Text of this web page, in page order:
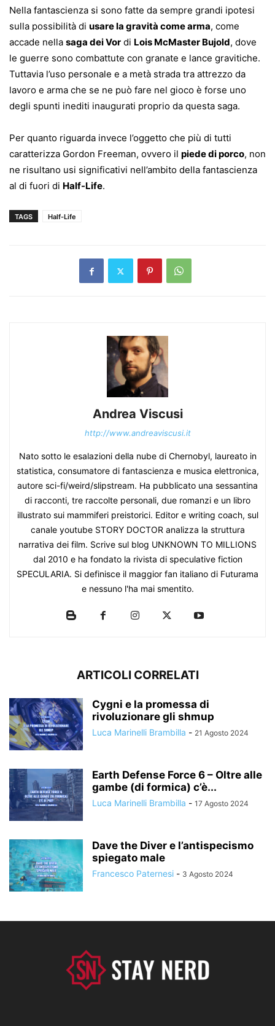
Nella fantascienza si sono fatte da sempre grandi ipotesi
sulla possibilità di usare la gravità come arma, come
accade nella saga dei Vor di Lois McMaster Bujold, dove
le guerre sono combattute con granate e lance gravitiche.
Tuttavia l’uso personale e a metà strada tra attrezzo da
lavoro e arma che se ne può fare nel gioco è forse uno
degli spunti inediti inaugurati proprio da questa saga.
Per quanto riguarda invece l’oggetto che più di tutti
caratterizza Gordon Freeman, ovvero il piede di porco, non
ne risultano usi significativi nell’ambito della fantascienza
al di fuori di Half-Life.
TAGS Half-Life
Andrea Viscusi
http://www.andreaviscusi.it
Nato sotto le esalazioni della nube di Chernobyl, laureato in
statistica, consumatore di fantascienza e musica elettronica,
autore sci-fi/weird/slipstream. Ha pubblicato una sessantina
di racconti, tre raccolte personali, due romanzi e un libro
illustrato sui mammiferi preistorici. Editor e writing coach, sul
canale youtube STORY DOCTOR analizza la struttura
narrativa dei film. Scrive sul blog UNKNOWN TO MILLIONS
dal 2010 e ha fondato la rivista di speculative fiction
SPECULARIA. Si definisce il maggior fan italiano di Futurama
e nessuno l'ha mai smentito.
ARTICOLI CORRELATI
Cygni e la promessa di
rivoluzionare gli shmup
Luca Marinelli Brambilla - 21 Agosto 2024
Earth Defense Force 6 – Oltre alle
gambe (di formica) c’è...
Luca Marinelli Brambilla - 17 Agosto 2024
Dave the Diver e l’antispecismo
spiegato male
Francesco Paternesi - 3 Agosto 2024